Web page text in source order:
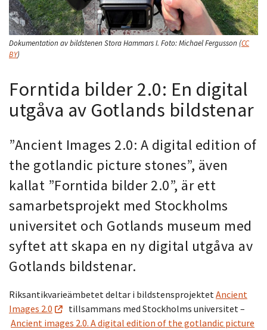
Dokumentation av bildstenen Stora Hammars I. Foto:Michael Fergusson (CC
BY)
Forntida bilder 2.0: En digital
utgåva av Gotlands bildstenar
”Ancient Images 2.0: A digital edition of
the gotlandic picture stones”, även
kallat ”Forntida bilder 2.0”, är ett
samarbetsprojekt med Stockholms
universitet och Gotlands museum med
syftet att skapa en ny digital utgåva av
Gotlands bildstenar.
Riksantikvarieämbetet deltar i bildstensprojektet Ancient
Images 2.0
tillsammans med Stockholms universitet –
Ancient images 2.0. A digital edition of the gotlandic picture